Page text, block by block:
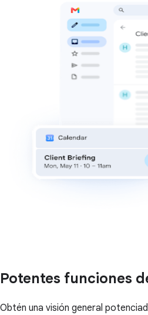
Potentes funciones
Obtén una visión general